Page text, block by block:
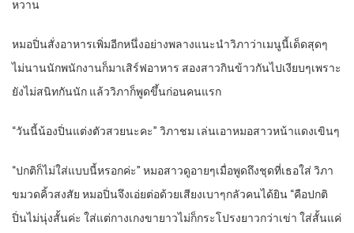
หวาน
หมอปิ่นสั่งอาหารเพิ่มอีกหนึ่งอย่างพลางแนะนำวิภาว่าเมนูนี้เด็ดสุดๆ
ไม่นานนักพนักงานก็มาเสิร์ฟอาหาร สองสาวกินข้าวกันไปเงียบๆเพราะ
ยังไม่สนิทกันนัก แล้ววิภาก็พูดขึ้นก่อนคนแรก
“วันนี้น้องปิ่นแต่งตัวสวยนะคะ” วิภาชม เล่นเอาหมอสาวหน้าแดงเขินๆ
“ปกติก็ไม่ใส่แบบนี้หรอกค่ะ” หมอสาวดูอายๆเมื่อพูดถึงชุดที่เธอใส่ วิภา
ขมวดคิ้วสงสัย หมอปิ่นจึงเอ่ยต่อด้วยเสียงเบาๆกลัวคนได้ยิน “คือปกติ
ปิ่นไม่นุ่งสั้นค่ะ ใส่แต่กางเกงขายาวไม่ก็กระโปรงยาวกว่าเข่า ใส่สั้นแค่